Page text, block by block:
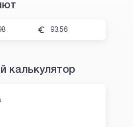
93.56
калькулятор